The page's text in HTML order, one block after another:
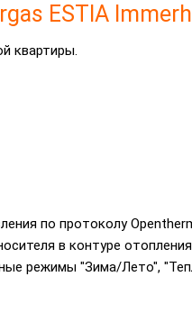
ESTIA
квартиры.
по протоколу
в контуре
режимы "Зима/Лето",